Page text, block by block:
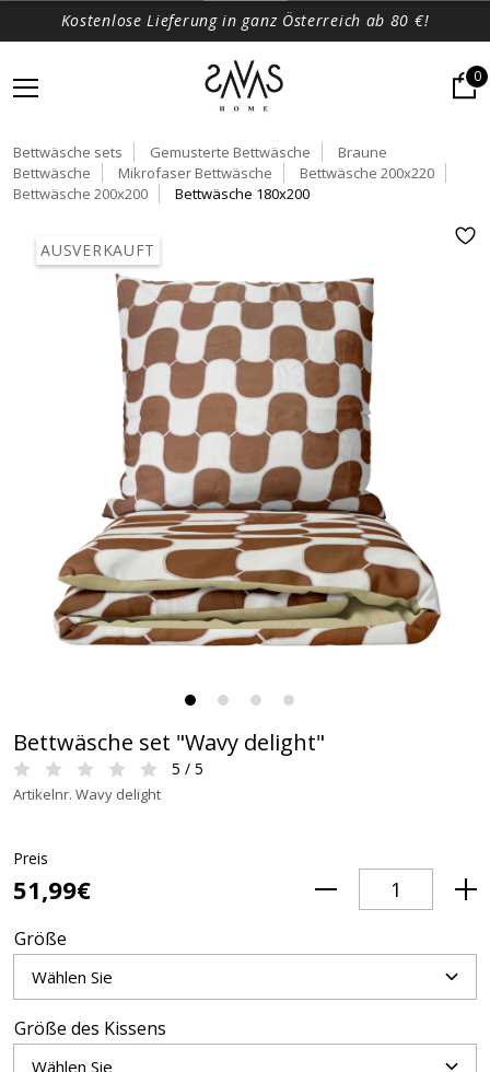
Kostenlose Lieferung in ganz Österreich ab 80 €!
0
Bettwäsche sets Gemusterte Bettwäsche
Braune
Bettwäsche
Mikrofaser Bettwäsche
Bettwäsche 200x220
Bettwäsche 200x200
Bettwäsche 180x200
AUSVERKAUFT
Bettwäsche set "Wavy delight"
5 / 5
Artikelnr. Wavy delight
Preis
51,99€
Größe
Größe des Kissens